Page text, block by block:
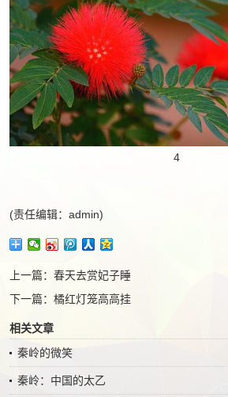
4
(责任编辑：admin)
上一篇： 春天去赏妃子睡
下一篇： 橘红灯笼高高挂
相关文章
秦岭的微笑
秦岭：中国的太乙